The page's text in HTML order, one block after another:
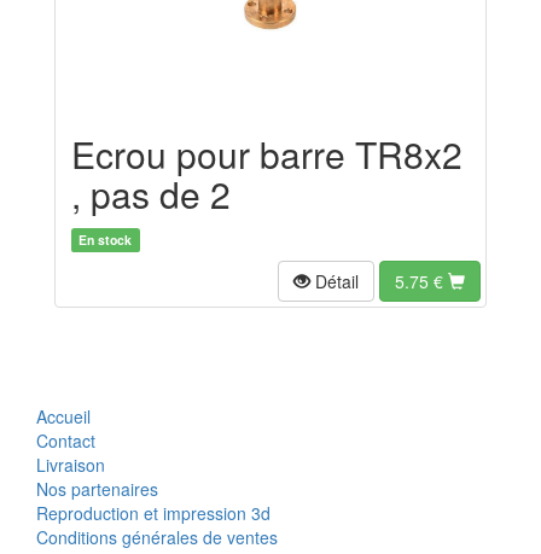
Ecrou pour barre TR8x2
, pas de 2
En stock
Détail 5.75 €
Accueil
Contact
Livraison
Nos partenaires
Reproduction et impression 3d
Conditions générales de ventes